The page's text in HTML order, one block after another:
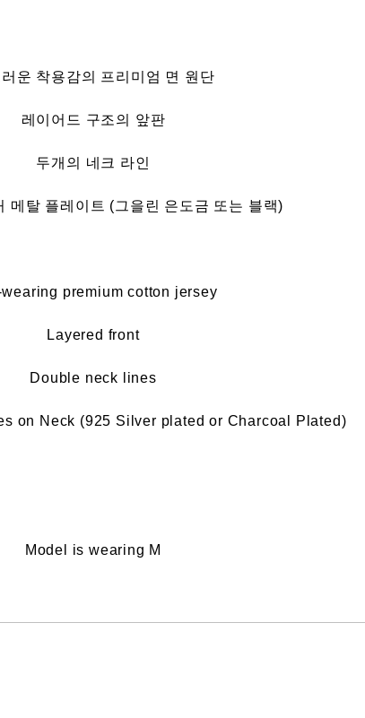
운 착용감의 프리미엄 면 원단
레이어드 구조의 앞판
두개의 네크 라인
메탈 플레이트 (그을린 은도금 또는 블랙)
premium cotton jersey
Layered front
Double neck lines
on Neck (925 Silver plated or Charcoal Plated)
Model is wearing M